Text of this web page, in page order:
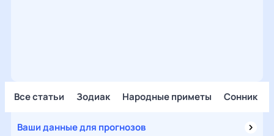
Все статьи Зодиак Народные приметы Сонник
Ваши данные для прогнозов